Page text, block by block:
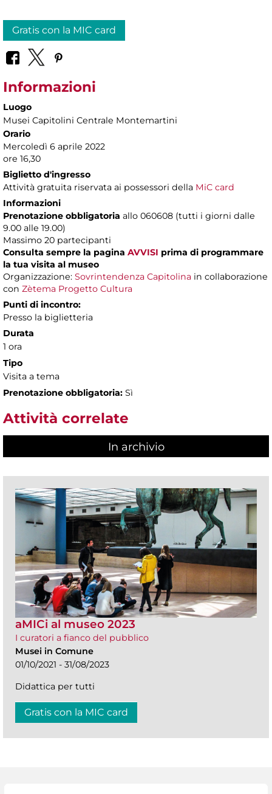
Gratis con la MIC card
Informazioni
Luogo
Musei Capitolini Centrale Montemartini
Orario
Mercoledì 6 aprile 2022
ore 16,30
Biglietto d'ingresso
Attività gratuita riservata ai possessori della MiC card
Informazioni
Prenotazione obbligatoria allo 060608 (tutti i giorni dalle
9.00 alle 19.00)
Massimo 20 partecipanti
Consulta sempre la pagina AVVISI prima di programmare
la tua visita al museo
Organizzazione: Sovrintendenza Capitolina in collaborazione
con Zètema Progetto Cultura
Punti di incontro:
Presso la biglietteria
Durata
1 ora
Tipo
Visita a tema
Prenotazione obbligatoria: Sì
Attività correlate
In archivio
aMICi al museo 2023
I curatori a fianco del pubblico
Musei in Comune
01/10/2021 - 31/08/2023
Didattica per tutti
Gratis con la MIC card